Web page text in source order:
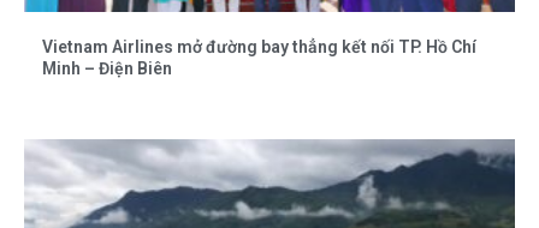
Vietnam Airlines mở đường bay thẳng kết nối TP. Hồ Chí
Minh – Điện Biên